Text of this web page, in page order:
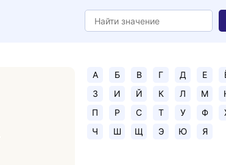
А Б В Г Д Е
З
И Й К Л М
П
Р С Т У Ф
Ч
Ш Щ Э Ю Я